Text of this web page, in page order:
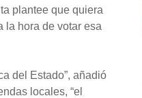
plantee que quiera
la hora de votar esa
del Estado”, añadió
locales, “el